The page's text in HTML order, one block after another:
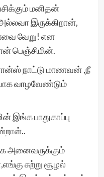
மனிதன்
இருக்கிறான்,
வேறு! என
பெஞ்சிமின்.
நாட்டு மாணவன் ,நீ
வாழவேண்டும்
இங்க பாதுகாப்பு
அனைவருக்கும்
சுற்று சூழல்